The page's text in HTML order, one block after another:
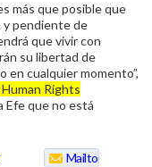
más que posible que
y pendiente de
que vivir con
su libertad de
en cualquier momento”,
Rights
Efe que no está
Mailto